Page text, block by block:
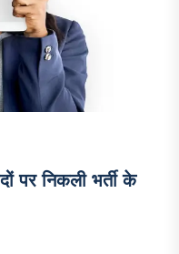
पर निकली भर्ती के